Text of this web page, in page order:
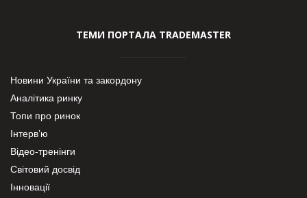
ТЕМИ ПОРТАЛА TRADEMASTER
Новини України та закордону
Аналітика ринку
Топи про ринок
Інтерв’ю
Відео-тренінги
Світовий досвід
Інновації